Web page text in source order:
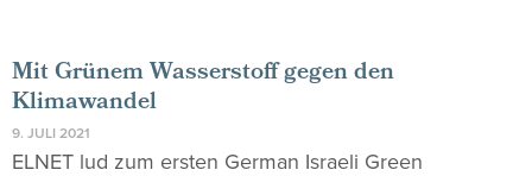
Mit Grünem Wasserstoff gegen den
Klimawandel
9. JULI 2021
ELNET lud zum ersten German Israeli Green